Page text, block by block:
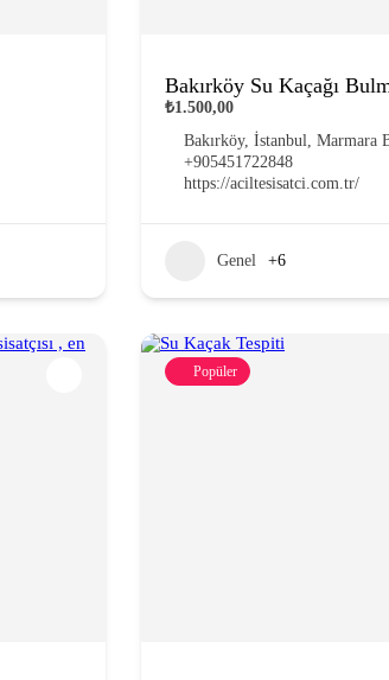
Bakırköy Su Kaçağı
₺1.500,00
Bakırköy, İstanbul, Marmara
+905451722848
https://aciltesisatci.com.tr/
Genel +6
Popüler